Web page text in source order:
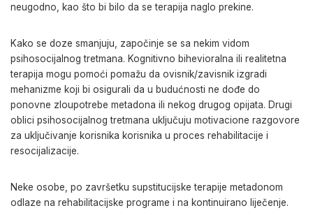
neugodno, kao što bi bilo da se terapija naglo prekine.
Kako se doze smanjuju, započinje se sa nekim vidom
psihosocijalnog tretmana. Kognitivno bihevioralna ili realitetna
terapija mogu pomoći pomažu da ovisnik/zavisnik izgradi
mehanizme koji bi osigurali da u budućnosti ne dođe do
ponovne zloupotrebe metadona ili nekog drugog opijata. Drugi
oblici psihosocijalnog tretmana uključuju motivacione razgovore
za uključivanje korisnika korisnika u proces rehabilitacije i
resocijalizacije.
Neke osobe , po završetku supstitucijske terapije metadonom
odlaze na rehabilitacijske programe i na kontinuirano liječenje.